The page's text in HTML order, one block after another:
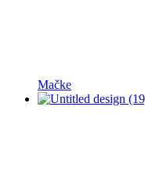
Mačke